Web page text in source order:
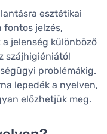
esztétikai
fontos jelzés,
jelenség különböző
szájhigiéniától
problémákig.
lepedék a nyelven,
előzhetjük meg.